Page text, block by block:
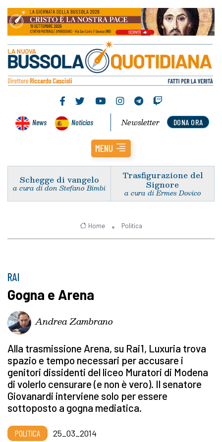
News Noticias DONA ORA
Newsletter
MENU
Schegge di vangelo
a cura di don Stefano Bimbi
Trasfigurazione del
Signore
a cura di Ermes Dovico
Home Politica
RAI
Gogna e Arena
Andrea Zambrano
Alla trasmissione Arena, su Rai1, Luxuria trova
spazio e tempo necessari per accusare i
genitori dissidenti del liceo Muratori di Modena
di volerlo censurare (e non è vero). Il senatore
Giovanardi interviene solo per essere
sottoposto a gogna mediatica.
POLITICA 25_03_2014